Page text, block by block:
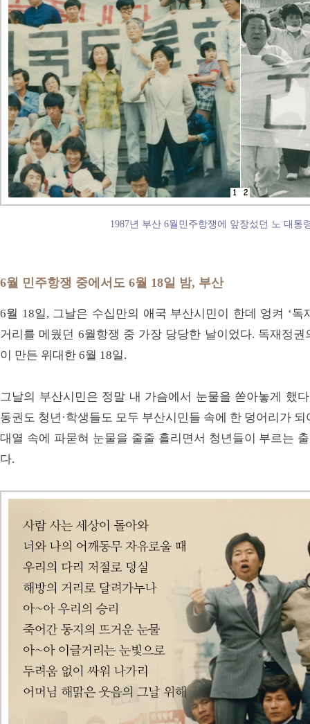
1987년 부산 6월민주항쟁에 앞장섰던 노 대통
6월 민주항쟁 중에서도 6월 18일 밤, 부산
6월 18일, 그날은 수십만의 애국 부산시민이 한데 엉켜 ‘독
거리를 메웠던 6월항쟁 중 가장 당당한 날이었다. 독재정
이 만든 위대한 6월 18일.
그날의 부산시민은 정말 내 가슴에서 눈물을 쏟아놓게 했
동권도 청년·학생들도 모두 부산시민들 속에 한 덩어리가
대열 속에 파묻혀 눈물을 줄줄 흘리면서 청년들이 부르는
다.